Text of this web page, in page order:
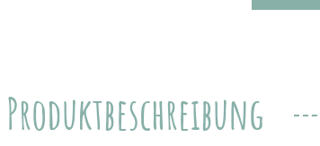
Produktbeschreibung